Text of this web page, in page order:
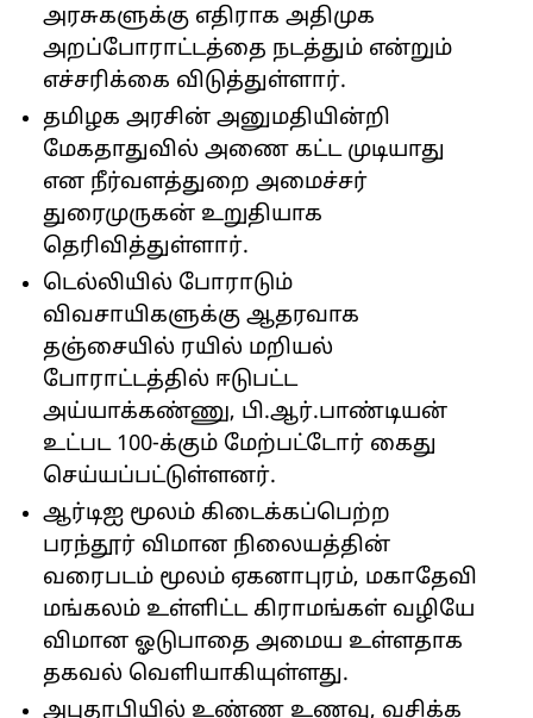
அரசுகளுக்கு எதிராக அதிமுக
அறப்போராட்டத்தை நடத்தும் என்றும்
எச்சரிக்கை விடுத்துள்ளார்.
தமிழக அரசின் அனுமதியின்றி
மேகதாதுவில் அணை கட்ட முடியாது
என நீர்வளத்துறை அமைச்சர்
துரைமுருகன் உறுதியாக
தெரிவித்துள்ளார்.
டெல்லியில் போராடும்
விவசாயிகளுக்கு ஆதரவாக
தஞ்சையில் ரயில் மறியல்
போராட்டத்தில் ஈடுபட்ட
அய்யாக்கண்ணு, பி.ஆர்.பாண்டியன்
உட்பட 100-க்கும் மேற்பட்டோர் கைது
செய்யப்பட்டுள்ளனர்.
ஆர்டிஐ மூலம் கிடைக்கப்பெற்ற
பரந்தூர் விமான நிலையத்தின்
வரைபடம் மூலம் ஏகனாபுரம், மகாதேவி
மங்கலம் உள்ளிட்ட கிராமங்கள் வழியே
விமான ஓடுபாதை அமைய உள்ளதாக
தகவல் வெளியாகியுள்ளது.
அபுதாபியில் உண்ண உணவு, வசிக்க